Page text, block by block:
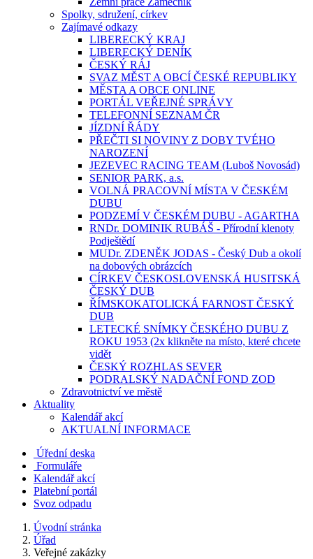
Spolky, sdružení, církev
Zajímavé odkazy
LIBERECKÝ KRAJ
LIBERECKÝ DENÍK
ČESKÝ RÁJ
SVAZ MĚST A OBCÍ ČESKÉ REPUBLIKY
MĚSTA A OBCE ONLINE
PORTÁL VEŘEJNÉ SPRÁVY
TELEFONNÍ SEZNAM ČR
JÍZDNÍ ŘÁDY
PŘEČTI SI NOVINY Z DOBY TVÉHO
NAROZENÍ
JEZEVEC RACING TEAM (Luboš Novosád)
SENIOR PARK, a.s.
VOLNÁ PRACOVNÍ MÍSTA V ČESKÉM
DUBU
PODZEMÍ V ČESKÉM DUBU - AGARTHA
RNDr. DOMINIK RUBÁŠ - Přírodní klenoty
Podještědí
MUDr. ZDENĚK JODAS - Český Dub a okolí
na dobových obrázcích
CÍRKEV ČESKOSLOVENSKÁ HUSITSKÁ
ČESKÝ DUB
ŘÍMSKOKATOLICKÁ FARNOST ČESKÝ
DUB
LETECKÉ SNÍMKY ČESKÉHO DUBU Z
ROKU 1953 (2x klikněte na místo, které chcete
vidět
ČESKÝ ROZHLAS SEVER
PODRALSKÝ NADAČNÍ FOND ZOD
Zdravotnictví ve městě
Aktuality
Kalendář akcí
AKTUALNÍ INFORMACE
Úřední deska
Formuláře
Kalendář akcí
Platební portál
Svoz odpadu
Úvodní stránka
Úřad
Veřejné zakázky